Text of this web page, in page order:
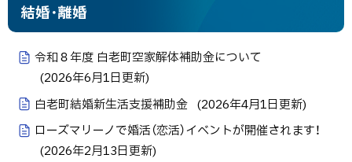
結婚･離婚
令和８年度 白老町空家解体補助金について
(2026年6月1日更新)
白老町結婚新生活支援補助金 (2026年4月1日更新)
ローズマリーノで婚活（恋活）イベントが開催されます！
(2026年2月13日更新)